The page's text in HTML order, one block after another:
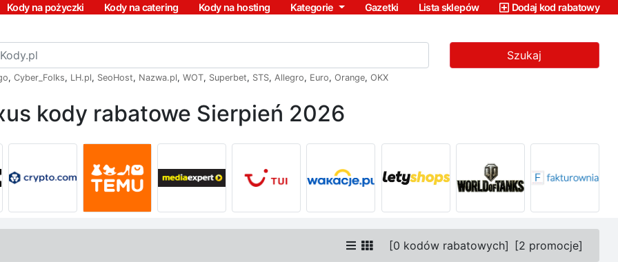
Kody na pożyczki Kody na catering Kody na hosting Kategorie Gazetki Lista sklepów Dodaj kod rabatowy
Szukaj
, Cyber_Folks, LH.pl, SeoHost, Nazwa.pl, WOT, Superbet, STS, Allegro, Euro, Orange, OKX
kody rabatowe Sierpień 2026
[0 kodów rabatowych] [2 promocje]